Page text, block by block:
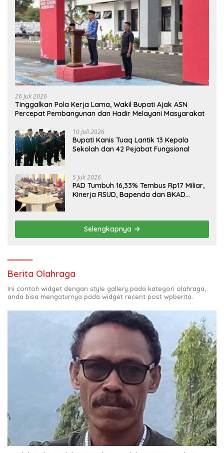
26 Juli 2026
Tinggalkan Pola Kerja Lama, Wakil Bupati Ajak ASN
Percepat Pembangunan dan Hadir Melayani Masyarakat
10 Juli 2026
Bupati Kanis Tuaq Lantik 13 Kepala
Sekolah dan 42 Pejabat Fungsional
5 Juli 2026
PAD Tumbuh 16,33% Tembus Rp17 Miliar,
Kinerja RSUD, Bapenda dan BKAD
Selengkapnya
Berita Olahraga
Ini contoh widget dengan style gallery pada kategori olahraga,
anda bisa mengaturnya pada widget recent post wpberita.